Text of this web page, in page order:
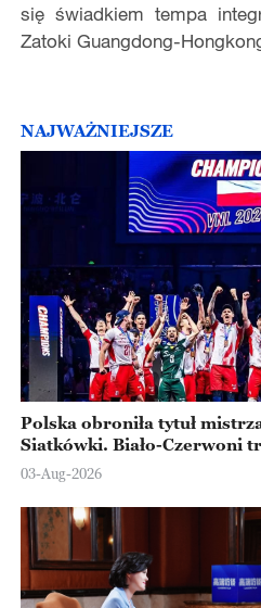
się świadkiem tempa
Zatoki Guangdong-
NAJWAŻNIEJSZE
Polska obroniła tytuł
Siatkówki. Biało-Czerwoni
Ningbo
03-Aug-2026